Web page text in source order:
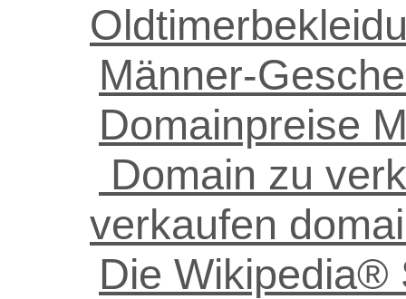
Männer-
Domainpreise
Domain zu
verkaufen
Die Wikipedia®